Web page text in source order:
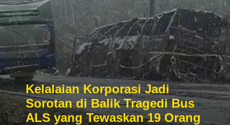
Kelalaian Korporasi Jadi
Sorotan di Balik Tragedi Bus
ALS yang Tewaskan 19 Orang